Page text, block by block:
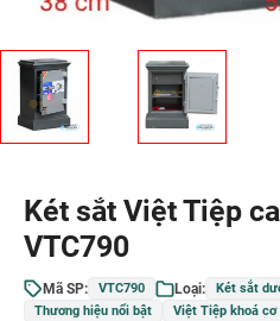
Két sắt Việt Tiệp
VTC790
Mã SP: VTC790 Loại: Két sắt
Thương hiệu nổi bật
Việt Tiệp khoá cơ